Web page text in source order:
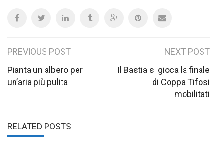
Post
navigation
PREVIOUS POST
Pianta un albero per
un’aria più pulita
NEXT POST
Il Bastia si gioca la finale
di Coppa Tifosi
mobilitati
RELATED POSTS